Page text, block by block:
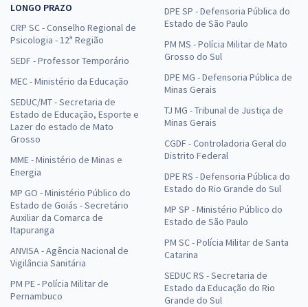
LONGO PRAZO
CRP SC - Conselho Regional de
Psicologia - 12ª Região
SEDF - Professor Temporário
MEC - Ministério da Educação
SEDUC/MT - Secretaria de
Estado de Educação, Esporte e
Lazer do estado de Mato
Grosso
MME - Ministério de Minas e
Energia
MP GO - Ministério Público do
Estado de Goiás - Secretário
Auxiliar da Comarca de
Itapuranga
ANVISA - Agência Nacional de
Vigilância Sanitária
PM PE - Polícia Militar de
Pernambuco
DPE SP - Defensoria Pública do
Estado de São Paulo
PM MS - Polícia Militar de Mato
Grosso do Sul
DPE MG - Defensoria Pública de
Minas Gerais
TJ MG - Tribunal de Justiça de
Minas Gerais
CGDF - Controladoria Geral do
Distrito Federal
DPE RS - Defensoria Pública do
Estado do Rio Grande do Sul
MP SP - Ministério Público do
Estado de São Paulo
PM SC - Polícia Militar de Santa
Catarina
SEDUC RS - Secretaria de
Estado da Educação do Rio
Grande do Sul